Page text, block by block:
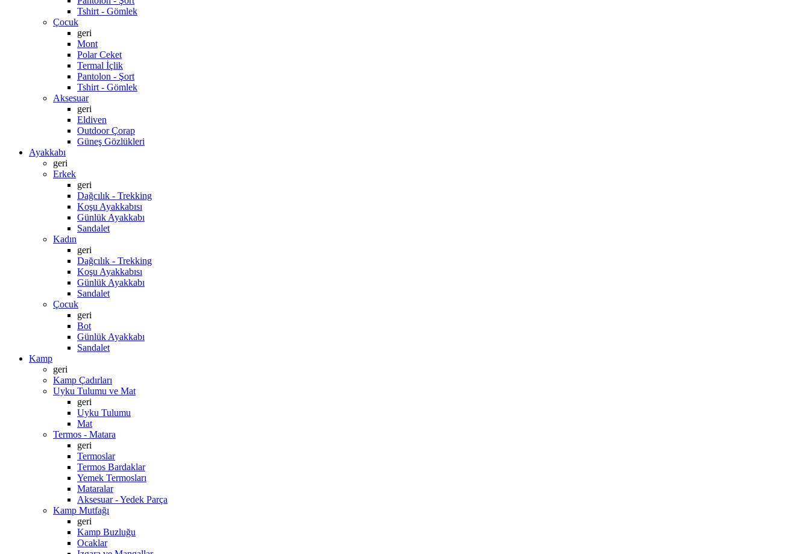
Tshirt - Gömlek
Çocuk
geri
Mont
Polar Ceket
Termal İçlik
Pantolon - Şort
Tshirt - Gömlek
Aksesuar
geri
Eldiven
Outdoor Çorap
Güneş Gözlükleri
Ayakkabı
geri
Erkek
geri
Dağcılık - Trekking
Koşu Ayakkabısı
Günlük Ayakkabı
Sandalet
Kadın
geri
Dağcılık - Trekking
Koşu Ayakkabısı
Günlük Ayakkabı
Sandalet
Çocuk
geri
Bot
Günlük Ayakkabı
Sandalet
Kamp
geri
Kamp Çadırları
Uyku Tulumu ve Mat
geri
Uyku Tulumu
Mat
Termos - Matara
geri
Termoslar
Termos Bardaklar
Yemek Termosları
Mataralar
Aksesuar - Yedek Parça
Kamp Mutfağı
geri
Kamp Buzluğu
Ocaklar